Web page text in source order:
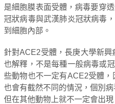
是細胞膜表面受體，病毒要穿
冠狀病毒與武漢肺炎冠狀病毒
到細胞內部。
針對ACE2受體，長庚大學新
也解釋，不是每種一般病毒或
些動物也不一定有ACE2受體，
也會有截然不同的情況，個別
但在其他動物上就不一定會出現